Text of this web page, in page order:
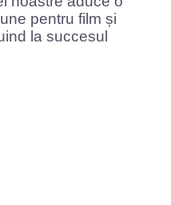
pentru film și
la succesul